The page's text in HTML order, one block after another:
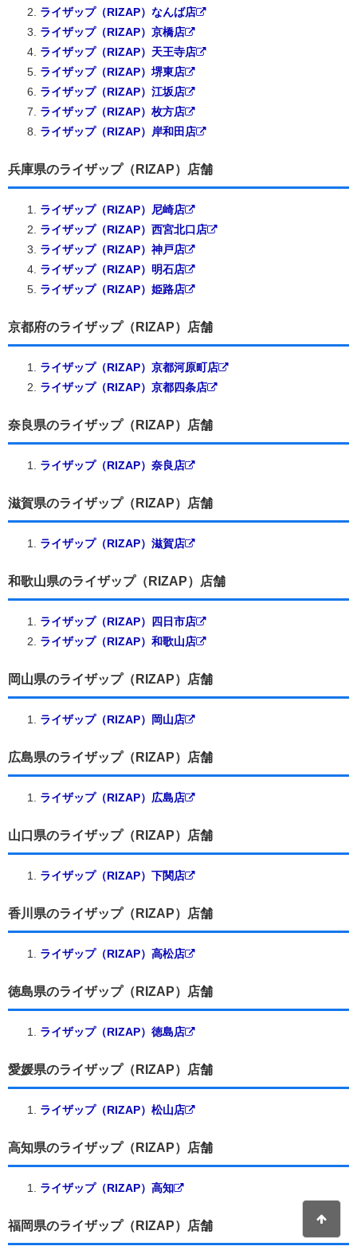
ライザップ（RIZAP）なんば店
ライザップ（RIZAP）京橋店
ライザップ（RIZAP）天王寺店
ライザップ（RIZAP）堺東店
ライザップ（RIZAP）江坂店
ライザップ（RIZAP）枚方店
ライザップ（RIZAP）岸和田店
兵庫県のライザップ（RIZAP）店舗
ライザップ（RIZAP）尼崎店
ライザップ（RIZAP）西宮北口店
ライザップ（RIZAP）神戸店
ライザップ（RIZAP）明石店
ライザップ（RIZAP）姫路店
京都府のライザップ（RIZAP）店舗
ライザップ（RIZAP）京都河原町店
ライザップ（RIZAP）京都四条店
奈良県のライザップ（RIZAP）店舗
ライザップ（RIZAP）奈良店
滋賀県のライザップ（RIZAP）店舗
ライザップ（RIZAP）滋賀店
和歌山県のライザップ（RIZAP）店舗
ライザップ（RIZAP）四日市店
ライザップ（RIZAP）和歌山店
岡山県のライザップ（RIZAP）店舗
ライザップ（RIZAP）岡山店
広島県のライザップ（RIZAP）店舗
ライザップ（RIZAP）広島店
山口県のライザップ（RIZAP）店舗
ライザップ（RIZAP）下関店
香川県のライザップ（RIZAP）店舗
ライザップ（RIZAP）高松店
徳島県のライザップ（RIZAP）店舗
ライザップ（RIZAP）徳島店
愛媛県のライザップ（RIZAP）店舗
ライザップ（RIZAP）松山店
高知県のライザップ（RIZAP）店舗
ライザップ（RIZAP）高知
福岡県のライザップ（RIZAP）店舗